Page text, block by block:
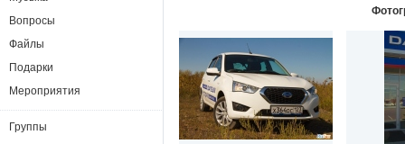
Вопросы
Файлы
Подарки
Мероприятия
Группы